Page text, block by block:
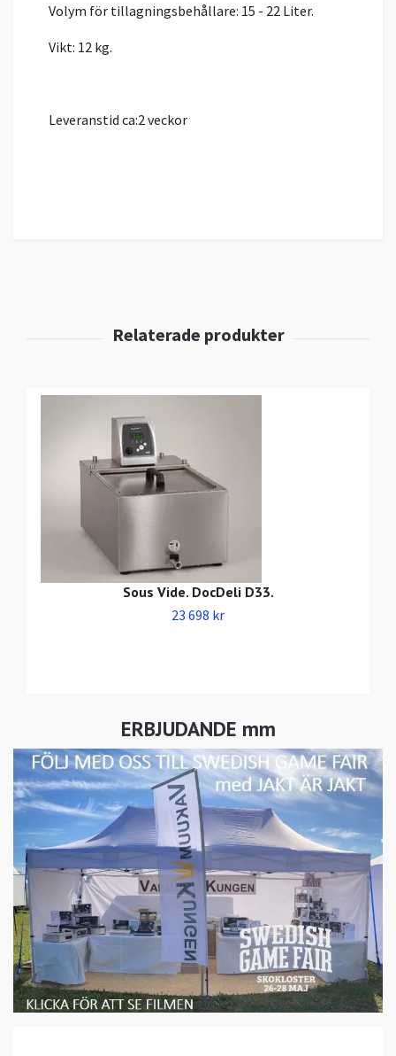
ERBJUDANDE mm
Volym för tillagningsbehållare: 15 - 22 Liter.
Vikt: 12 kg.
Leveranstid ca:2 veckor
Sous Vide. DocDeli D33.
23 698 kr